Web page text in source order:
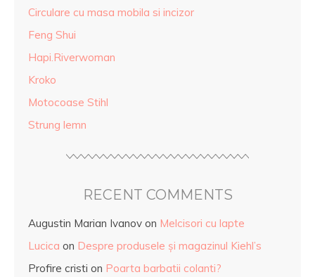
Circulare cu masa mobila si incizor
Feng Shui
Hapi.Riverwoman
Kroko
Motocoase Stihl
Strung lemn
RECENT COMMENTS
Augustin Marian Ivanov on Melcisori cu lapte
Lucica on Despre produsele și magazinul Kiehl’s
Profire cristi on Poarta barbatii colanti?